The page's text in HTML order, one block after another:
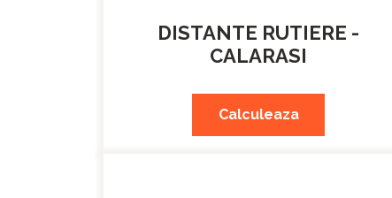
DISTANTE RUTIERE -
CALARASI
Calculeaza